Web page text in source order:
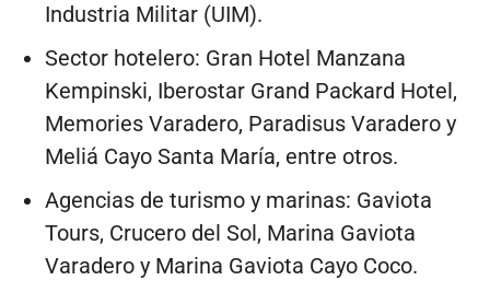
Industria Militar (UIM).
Sector hotelero: Gran Hotel Manzana
Kempinski, Iberostar Grand Packard Hotel,
Memories Varadero, Paradisus Varadero y
Meliá Cayo Santa María, entre otros.
Agencias de turismo y marinas: Gaviota
Tours, Crucero del Sol, Marina Gaviota
Varadero y Marina Gaviota Cayo Coco.